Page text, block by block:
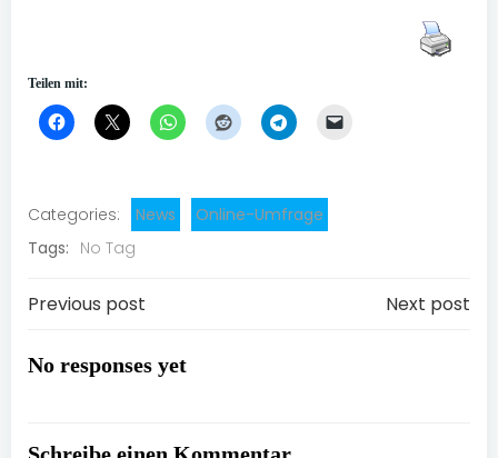
Teilen mit:
Categories: News
Online-Umfrage
Tags: No Tag
Post
navigation
Previous post Next post
No responses yet